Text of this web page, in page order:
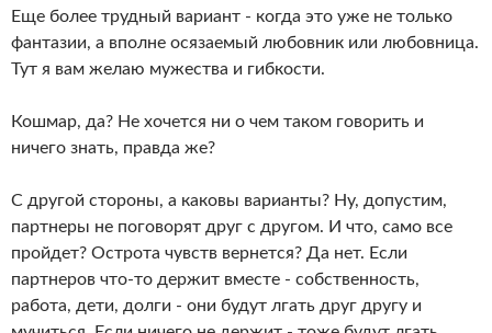
Еще более трудный вариант - когда это уже не только
фантазии, а вполне осязаемый любовник или любовница.
Тут я вам желаю мужества и гибкости.
Кошмар, да? Не хочется ни о чем таком говорить и
ничего знать, правда же?
С другой стороны, а каковы варианты? Ну, допустим,
партнеры не поговорят друг с другом. И что, само все
пройдет? Острота чувств вернется? Да нет. Если
партнеров что-то держит вместе - собственность,
работа, дети, долги - они будут лгать друг другу и